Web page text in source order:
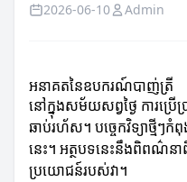
2026-06-10 Admin
អនាគតនៃឧបករណ៍បាញ់ត្រី
នៅក្នុងសម័យសព្វថ្ងៃ ការប្
ឆាប់រហ័ស។ បច្ចេកវិទ្យាថ្មីៗកំពុ
នេះ។ អត្ថបទនេះនឹងពិពណ៌ន
ប្រយោជន៍របស់វា។